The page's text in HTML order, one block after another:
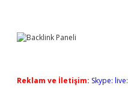
Reklam ve İletişim: Skype: